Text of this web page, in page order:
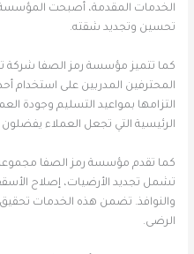
الخدمات المقدمة، أصبحت
تحسين وتجديد شقته.
كما تتميز مؤسسة رمز الصفا شركة
المحترفين المدربين على استخدام
التزامها بمواعيد التسليم وجودة
الرئيسية التي تجعل العملاء
كما تقدم مؤسسة رمز الصفا
تشمل تجديد الأرضيات، إصلاح
والنوافذ. تضمن هذه الخدمات
الرضى.